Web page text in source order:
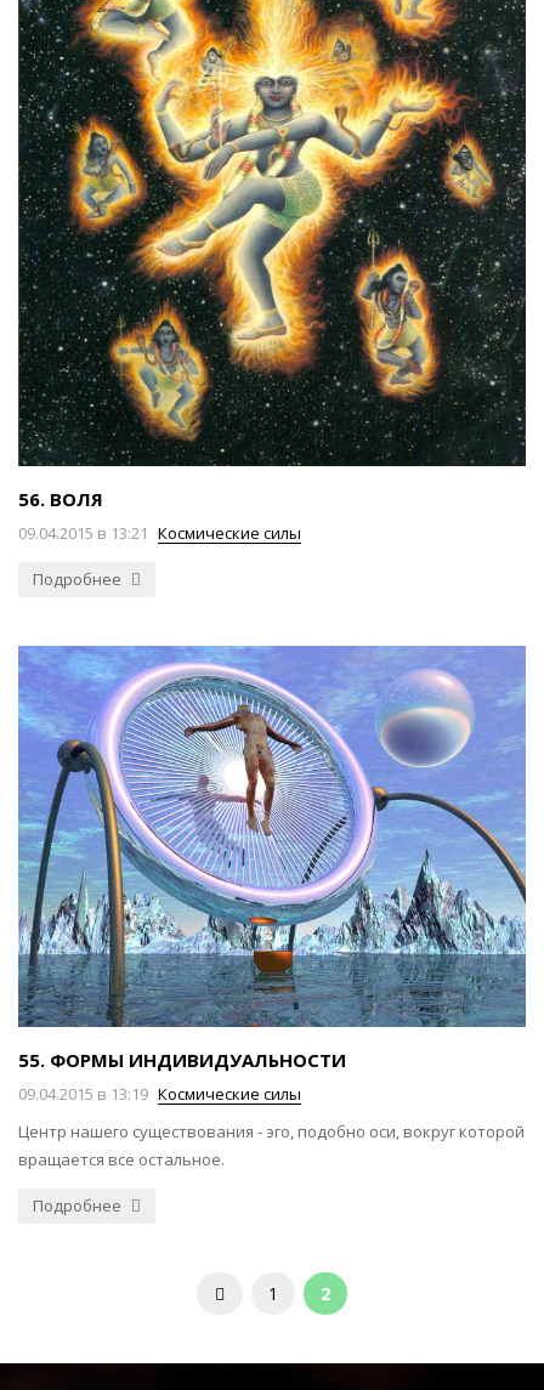
56. ВОЛЯ
09.04.2015 в 13:21 Космические силы
Подробнее
55. ФОРМЫ ИНДИВИДУАЛЬНОСТИ
09.04.2015 в 13:19 Космические силы
Центр нашего существования - эго, подобно оси, вокруг которой
вращается все остальное.
Подробнее
1 2